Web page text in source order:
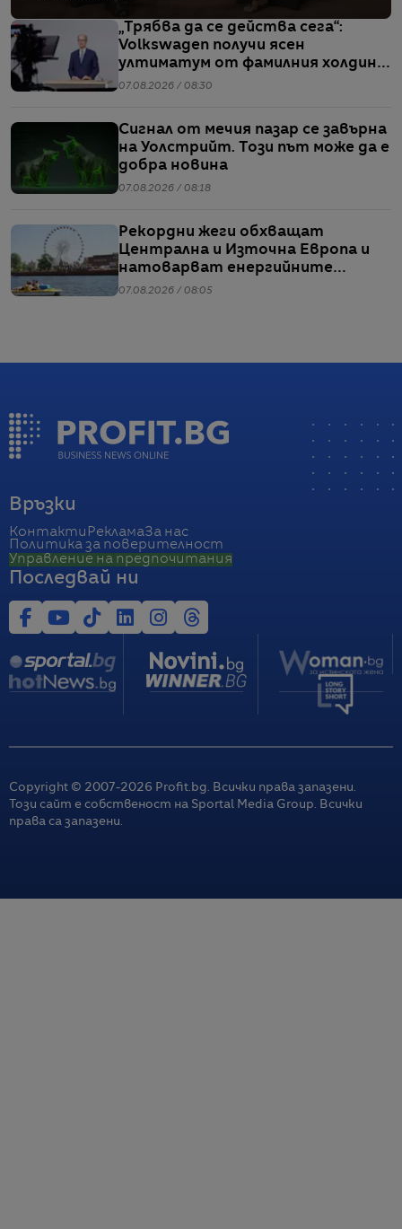
„Трябва да се действа сега“:
Volkswagen получи ясен
ултиматум от фамилния холдинг
начело на групата
07.08.2026 / 08:30
Сигнал от мечия пазар се завърна
на Уолстрийт. Този път може да е
добра новина
07.08.2026 / 08:18
Рекордни жеги обхващат
Централна и Източна Европа и
натоварват енергийните
системи
07.08.2026 / 08:05
Връзки
Контакти РекламаЗа нас
Политика за поверителност
Управление на предпочитания
Последвай ни
Copyright © 2007-2026 Profit.bg. Всички права запазени.
Този сайт е собственост на Sportal Media Group. Всички
права са запазени.